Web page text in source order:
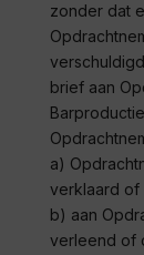
zonder dat
brief aan
a)
verklaard of
b) aan
verleend of